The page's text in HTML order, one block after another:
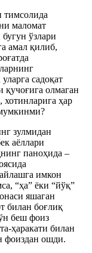
тимсолида
маломат
ўзлари
амал қилиб,
садоқат
қучоғига олмаган
ҳар
зулмидан
аёллари
паноҳида –
имкон
“ҳа” ёки “йўқ”
яшаган
билан боғлиқ
беш фоиз
ҳаракати билан
фоиздан ошди.